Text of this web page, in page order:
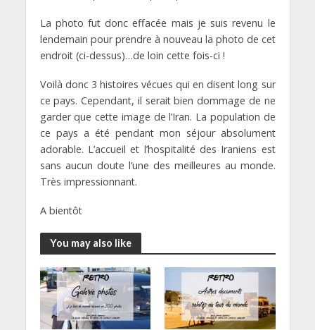
La photo fut donc effacée mais je suis revenu le
lendemain pour prendre à nouveau la photo de cet
endroit (ci-dessus)…de loin cette fois-ci !
Voilà donc 3 histoires vécues qui en disent long sur
ce pays. Cependant, il serait bien dommage de ne
garder que cette image de l’Iran. La population de
ce pays a été pendant mon séjour absolument
adorable. L’accueil et l’hospitalité des Iraniens est
sans aucun doute l’une des meilleures au monde.
Très impressionnant.
A bientôt
You may also like